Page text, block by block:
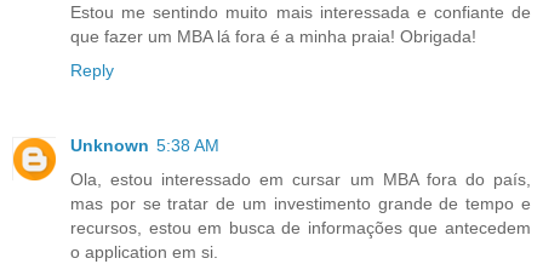
Estou me sentindo muito mais interessada e confiante de
que fazer um MBA lá fora é a minha praia! Obrigada!
Reply
Unknown 5:38 AM
Ola, estou interessado em cursar um MBA fora do país,
mas por se tratar de um investimento grande de tempo e
recursos, estou em busca de informações que antecedem
o application em si.